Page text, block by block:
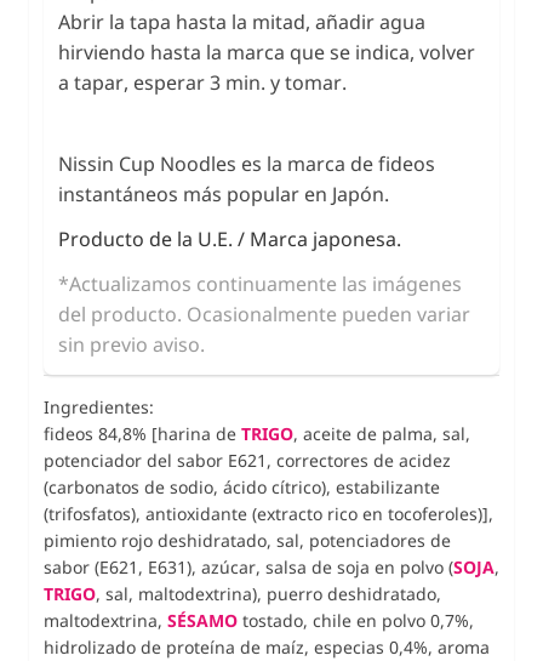
Abrir la tapa hasta la mitad, añadir agua
hirviendo hasta la marca que se indica, volver
a tapar, esperar 3 min. y tomar.
Nissin Cup Noodles es la marca de fideos
instantáneos más popular en Japón.
Producto de la U.E. / Marca japonesa.
*Actualizamos continuamente las imágenes
del producto. Ocasionalmente pueden variar
sin previo aviso.
Ingredientes:
fideos 84,8% [harina de TRIGO, aceite de palma, sal,
potenciador del sabor E621, correctores de acidez
(carbonatos de sodio, ácido cítrico), estabilizante
(trifosfatos), antioxidante (extracto rico en tocoferoles)],
pimiento rojo deshidratado, sal, potenciadores de
sabor (E621, E631), azúcar, salsa de soja en polvo (SOJA,
TRIGO, sal, maltodextrina), puerro deshidratado,
maltodextrina, SÉSAMO tostado, chile en polvo 0,7%,
hidrolizado de proteína de maíz, especias 0,4%, aroma